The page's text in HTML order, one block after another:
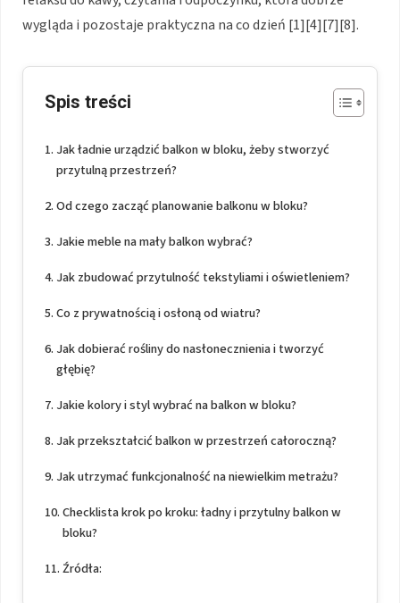
wygląda i pozostaje praktyczna na co dzień [1][4][7][8].
Spis treści
Jak ładnie urządzić balkon w bloku, żeby stworzyć
przytulną przestrzeń?
Od czego zacząć planowanie balkonu w bloku?
Jakie meble na mały balkon wybrać?
Jak zbudować przytulność tekstyliami i oświetleniem?
Co z prywatnością i osłoną od wiatru?
Jak dobierać rośliny do nasłonecznienia i tworzyć
głębię?
Jakie kolory i styl wybrać na balkon w bloku?
Jak przekształcić balkon w przestrzeń całoroczną?
Jak utrzymać funkcjonalność na niewielkim metrażu?
Checklista krok po kroku: ładny i przytulny balkon w
bloku?
Źródła: